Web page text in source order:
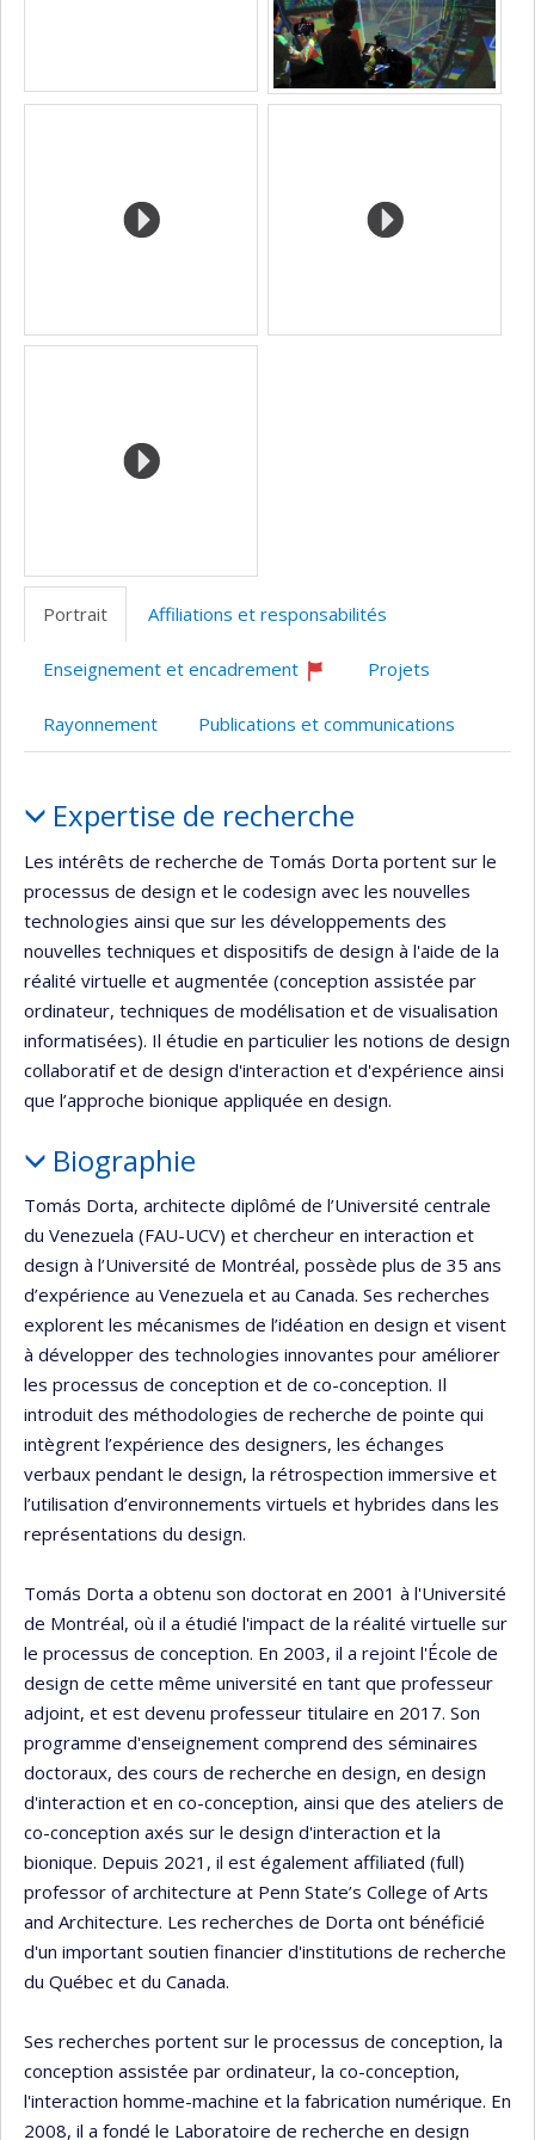
Portrait Affiliations et responsabilités
Enseignement et encadrement
professeur
Projets
Rayonnement Publications et communications
Expertise de recherche
Les intérêts de recherche de Tomás Dorta portent sur le
processus de design et le codesign avec les nouvelles
technologies ainsi que sur les développements des
nouvelles techniques et dispositifs de design à l'aide de la
réalité virtuelle et augmentée (conception assistée par
ordinateur, techniques de modélisation et de visualisation
informatisées). Il étudie en particulier les notions de design
collaboratif et de design d'interaction et d'expérience ainsi
que l’approche bionique appliquée en design.
Biographie
Tomás Dorta, architecte diplômé de l’Université centrale
du Venezuela (FAU-UCV) et chercheur en interaction et
design à l’Université de Montréal, possède plus de 35 ans
d’expérience au Venezuela et au Canada. Ses recherches
explorent les mécanismes de l’idéation en design et visent
à développer des technologies innovantes pour améliorer
les processus de conception et de co-conception. Il
introduit des méthodologies de recherche de pointe qui
intègrent l’expérience des designers, les échanges
verbaux pendant le design, la rétrospection immersive et
l’utilisation d’environnements virtuels et hybrides dans les
représentations du design.
Tomás Dorta a obtenu son doctorat en 2001 à l'Université
de Montréal, où il a étudié l'impact de la réalité virtuelle sur
le processus de conception. En 2003, il a rejoint l'École de
design de cette même université en tant que professeur
adjoint, et est devenu professeur titulaire en 2017. Son
programme d'enseignement comprend des séminaires
doctoraux, des cours de recherche en design, en design
d'interaction et en co-conception, ainsi que des ateliers de
co-conception axés sur le design d'interaction et la
bionique. Depuis 2021, il est également affiliated (full)
professor of architecture at Penn State’s College of Arts
and Architecture. Les recherches de Dorta ont bénéficié
d'un important soutien financier d'institutions de recherche
du Québec et du Canada.
Ses recherches portent sur le processus de conception, la
conception assistée par ordinateur, la co-conception,
l'interaction homme-machine et la fabrication numérique. En
2008, il a fondé le Laboratoire de recherche en design